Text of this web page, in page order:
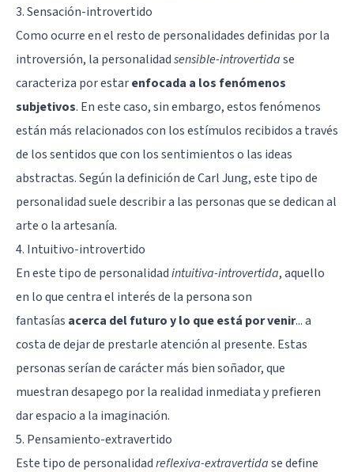
3. Sensación-introvertido
Como ocurre en el resto de personalidades definidas por la
introversión, la personalidadsensible-introvertidase
caracteriza por estarenfocada a los fenómenos
subjetivos. En este caso, sin embargo, estos fenómenos
están más relacionados con los estímulos recibidos a través
de los sentidos que con los sentimientos o las ideas
abstractas. Según la definición de Carl Jung, este tipo de
personalidad suele describir a las personas que se dedican al
arte o la artesanía.
4. Intuitivo-introvertido
En este tipo de personalidadintuitiva-introvertida, aquello
en lo que centra el interés de la persona son
fantasías acerca del futuro y lo que está por venir... a
costa de dejar de prestarle atención al presente. Estas
personas serían de carácter más bien soñador, que
muestran desapego por la realidad inmediata y prefieren
dar espacio a la imaginación.
5. Pensamiento-extravertido
Este tipo de personalidadreflexiva-extravertidase define